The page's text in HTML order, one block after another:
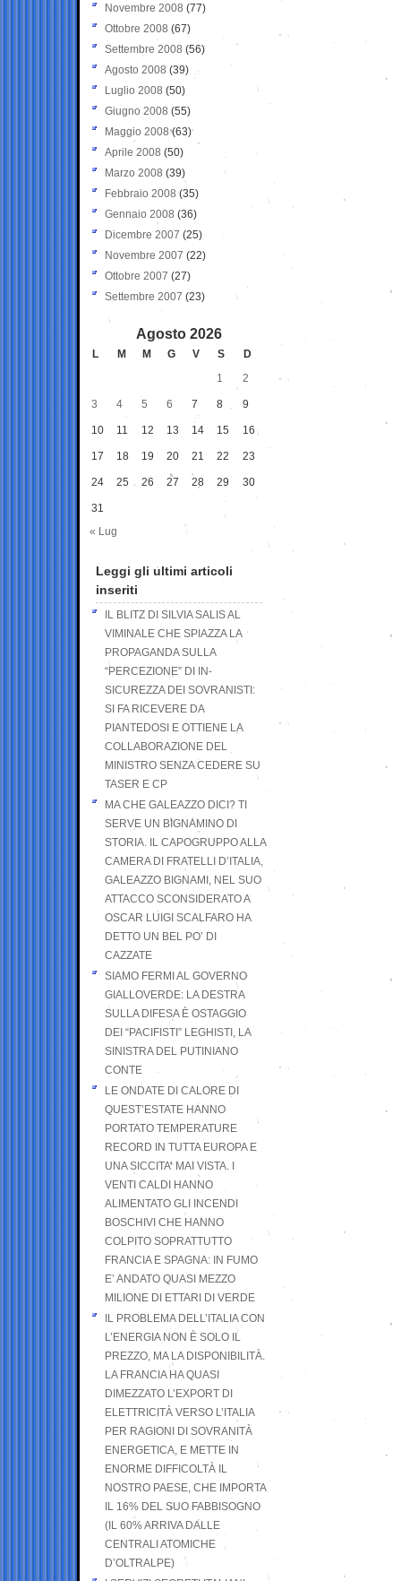
Novembre 2008 (77)
Ottobre 2008 (67)
Settembre 2008 (56)
Agosto 2008 (39)
Luglio 2008 (50)
Giugno 2008 (55)
Maggio 2008(63)
Aprile 2008 (50)
Marzo 2008 (39)
Febbraio 2008 (35)
Gennaio 2008 (36)
Dicembre 2007 (25)
Novembre 2007 (22)
Ottobre 2007 (27)
Settembre 2007 (23)
Agosto 2026
L M M G V S
D
1
2
3 4 5 6 7 8 9
10 11 12 13 14 15 16
17 18 19 20 21 22 23
24 25 26 27 28 29 30
31
« Lug
Leggi gli ultimi articoli
inseriti
IL BLITZ DI SILVIA SALIS AL
VIMINALE CHE SPIAZZA LA
PROPAGANDA SULLA
“PERCEZIONE” DI IN-
SICUREZZA DEI SOVRANISTI:
SI FA RICEVERE DA
PIANTEDOSI E OTTIENE LA
COLLABORAZIONE DEL
MINISTRO SENZA CEDERE SU
TASER E CP
MA CHE GALEAZZO DICI? TI
SERVE UN BIGNAMINO DI
STORIA. IL CAPOGRUPPO ALLA
CAMERA DI FRATELLI D’ITALIA,
GALEAZZO BIGNAMI, NEL SUO
ATTACCO SCONSIDERATO A
OSCAR LUIGI SCALFARO HA
DETTO UN BEL PO’ DI
CAZZATE
SIAMO FERMI AL GOVERNO
GIALLOVERDE: LA DESTRA
SULLA DIFESA È OSTAGGIO
DEI “PACIFISTI” LEGHISTI, LA
SINISTRA DEL PUTINIANO
CONTE
LE ONDATE DI CALORE DI
QUEST’ESTATE HANNO
PORTATO TEMPERATURE
RECORD IN TUTTA EUROPA E
UNA SICCITA’ MAI VISTA. I
VENTI CALDI HANNO
ALIMENTATO GLI INCENDI
BOSCHIVI CHE HANNO
COLPITO SOPRATTUTTO
FRANCIA E SPAGNA: IN FUMO
E’ ANDATO QUASI MEZZO
MILIONE DI ETTARI DI VERDE
IL PROBLEMA DELL’ITALIA CON
L’ENERGIA NON È SOLO IL
PREZZO, MA LA DISPONIBILITÀ.
LA FRANCIA HA QUASI
DIMEZZATO L’EXPORT DI
ELETTRICITÀ VERSO L’ITALIA
PER RAGIONI DI SOVRANITÀ
ENERGETICA, E METTE IN
ENORME DIFFICOLTÀ IL
NOSTRO PAESE, CHE IMPORTA
IL 16% DEL SUO FABBISOGNO
(IL 60% ARRIVA DALLE
CENTRALI ATOMICHE
D’OLTRALPE)